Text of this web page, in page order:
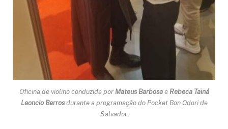
Oficina de violino conduzida por Mateus Barbosae Rebeca Tainá
Leoncio Barrosdurante a programação do Pocket Bon Odori de
Salvador.